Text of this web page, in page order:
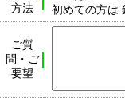
方法
初めての方は
ご質
問・ご
要望